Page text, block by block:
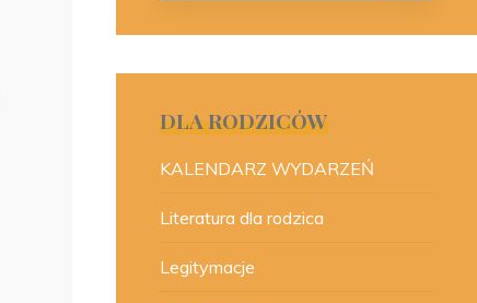
DLA RODZICÓW
KALENDARZ WYDARZEŃ
Literatura dla rodzica
Legitymacje